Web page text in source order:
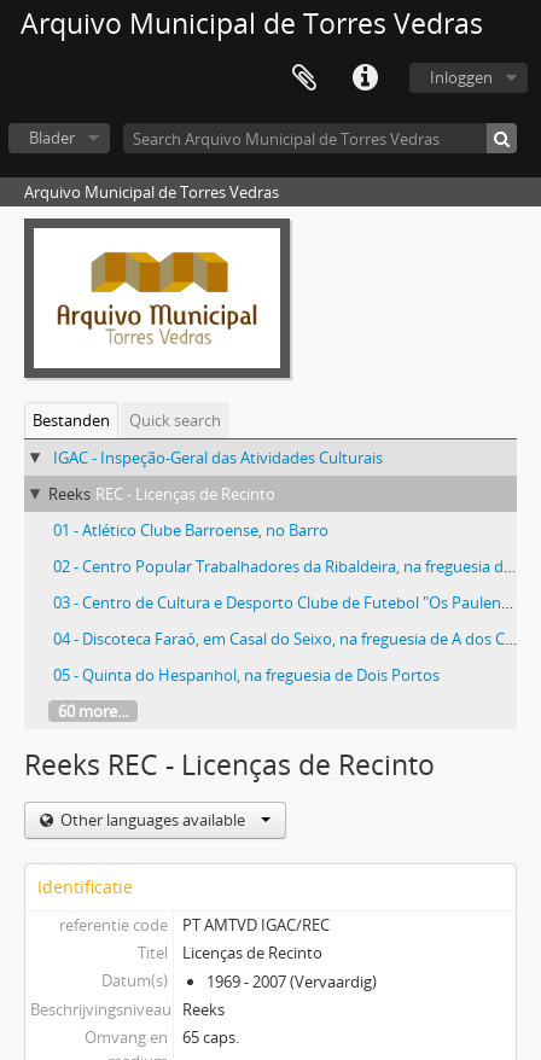
Arquivo Municipal de Torres Vedras
Inloggen
Blader
Arquivo Municipal de Torres Vedras
Bestanden
Quick search
IGAC - Inspeção-Geral das Atividades Culturais
Reeks REC - Licenças de Recinto
01 - Atlético Clube Barroense, no Barro
05 - Quinta do Hespanhol, na freguesia de Dois Portos
60 more...
Reeks REC - Licenças de Recinto
Other languages available
Identificatie
referentie code
PT AMTVD IGAC/REC
Titel
Licenças de Recinto
Datum(s)
1969 - 2007 (Vervaardig)
Beschrijvingsniveau
Reeks
Omvang en
65 caps.